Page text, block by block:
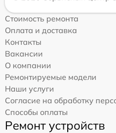
Стоимость ремонта
Оплата и доставка
Контакты
Вакансии
О компании
Ремонтируемые модели
Наши услуги
Согласие на обработку
Способы оплаты
Ремонт устройств